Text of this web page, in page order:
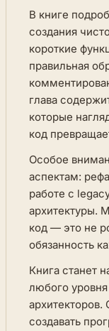
В книге
создания
короткие
правильная
глава
которые
код
Особое
аспектам:
работе с
архитектуры.
код — это не
обязанность
Книга станет
любого
архитекторов.
создавать